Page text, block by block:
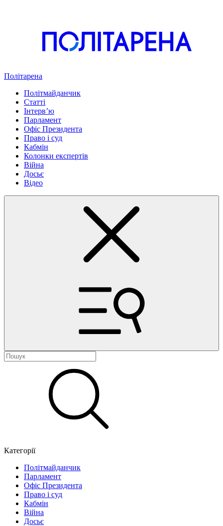
Політарена
Політмайданчик
Статті
Інтервʼю
Парламент
Офіс Президента
Право і суд
Кабмін
Колонки експертів
Війна
Досьє
Відео
Категорії
Політмайданчик
Парламент
Офіс Президента
Право і суд
Кабмін
Війна
Досьє